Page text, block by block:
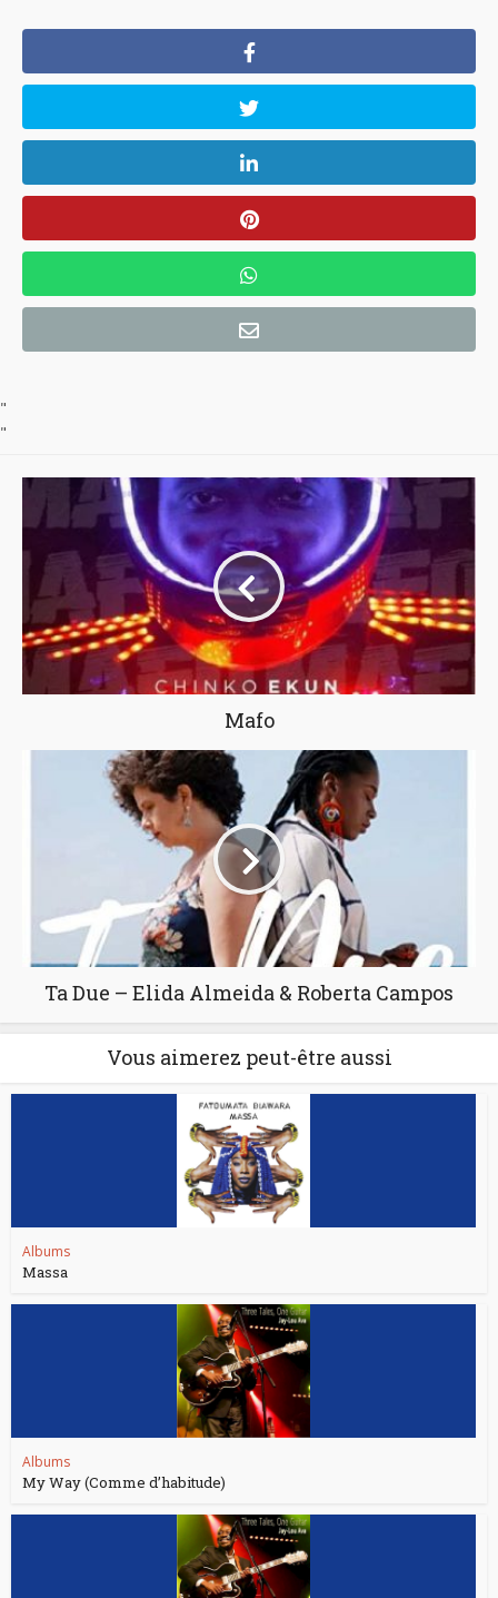
"
"
Mafo
Ta Due – Elida Almeida & Roberta Campos
Vous aimerez peut-être aussi
Albums
Massa
Albums
My Way (Comme d’habitude)